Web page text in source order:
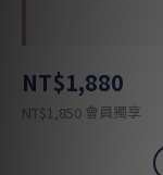
NT$1,880
NT$1,850 會員獨享